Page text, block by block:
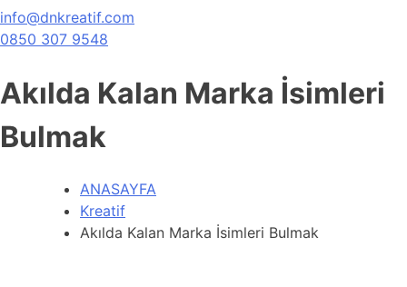
info@dnkreatif.com
0850 307 9548
Akılda Kalan Marka İsimleri
Bulmak
ANASAYFA
Kreatif
Akılda Kalan Marka İsimleri Bulmak